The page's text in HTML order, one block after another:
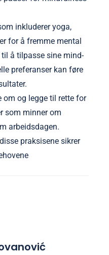
inkluderer yoga,
for å fremme mental
å tilpasse sine mind-
preferanser kan føre
og legge til rette for
som minner om
arbeidsdagen.
praksisene sikrer